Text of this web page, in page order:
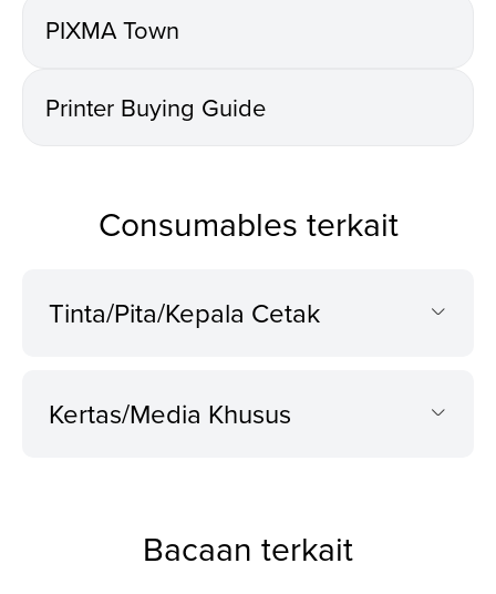
PIXMA Town
Printer Buying Guide
Consumables terkait
Tinta/Pita/Kepala Cetak
Kertas/Media Khusus
Bacaan terkait